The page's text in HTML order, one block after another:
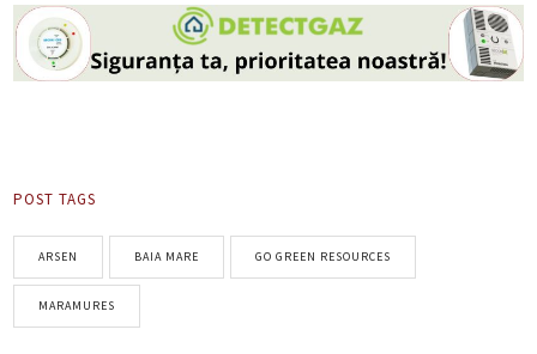
POST TAGS
ARSEN BAIA MARE GO GREEN RESOURCES
MARAMURES